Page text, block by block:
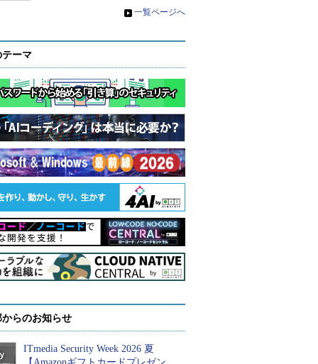
» 一覧ページへ
ーマ
らのお知らせ
ITmedia Security Week 2026 夏